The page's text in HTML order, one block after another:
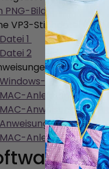
PNG-Bild
VP3-Stichdatei (für
Datei 1
Datei 2
Windows-Anleitung -
MAC-Anleitung-
MAC-Anweisungen -
Anweisungen für das
MAC-Anleitung-